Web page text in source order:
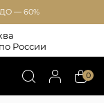
— 60%
России
0